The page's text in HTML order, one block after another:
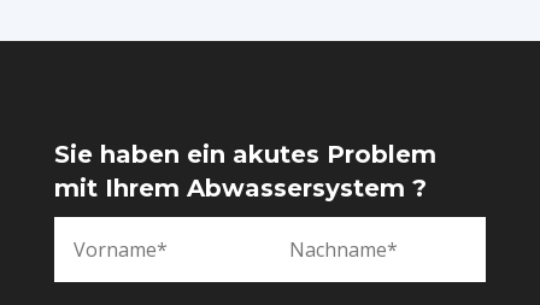
Sie haben ein akutes Problem
mit Ihrem Abwassersystem ?